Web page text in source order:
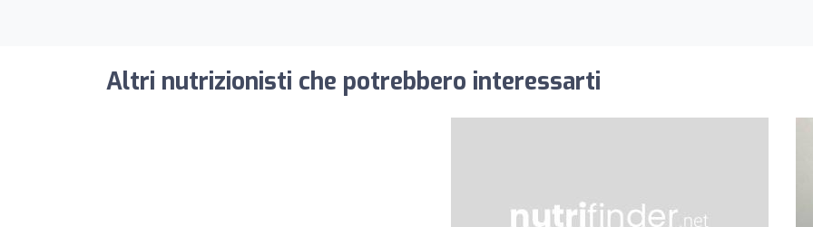
Altri nutrizionisti che potrebbero interessarti